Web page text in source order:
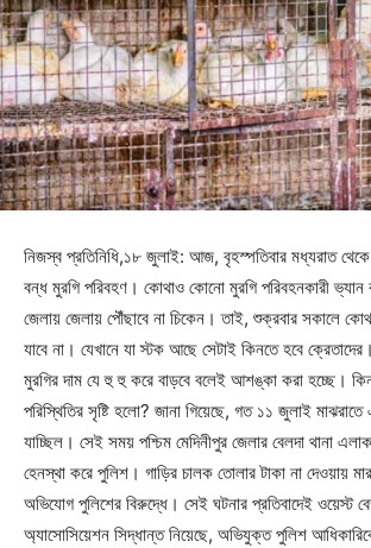
নিজস্ব প্রতিনিধি,১৮ জুলাই: আজ, বৃহস্পতিবার মধ্যরাত থেকে
বন্ধ মুরগি পরিবহণ। কোথাও কোনো মুরগি পরিবহনকারী ভ্যান
জেলায় জেলায় পৌঁছাবে না চিকেন। তাই, শুক্রবার সকালে
যাবে না। যেখানে যা স্টক আছে সেটাই কিনতে হবে
মুরগির দাম যে হু হু করে বাড়বে বলেই আশঙ্কা করা হচ্ছে।
পরিস্থিতির সৃষ্টি হলো? জানা গিয়েছে, গত ১১ জুলাই
যাচ্ছিল। সেই সময় পশ্চিম মেদিনীপুর জেলার বেলদা থানা
হেনস্থা করে পুলিশ। গাড়ির চালক তোলার টাকা না দেওয়ায়
অভিযোগ পুলিশের বিরুদ্ধে। সেই ঘটনার প্রতিবাদেই ওয়েস্ট
অ্যাসোসিয়েশন সিদ্ধান্ত নিয়েছে, অভিযুক্ত পুলিশ